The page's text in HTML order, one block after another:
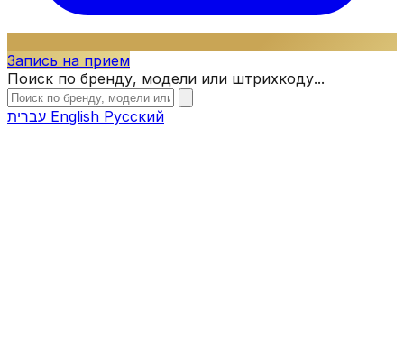
Запись на прием
Поиск по бренду, модели или штрихкоду...
English Русский